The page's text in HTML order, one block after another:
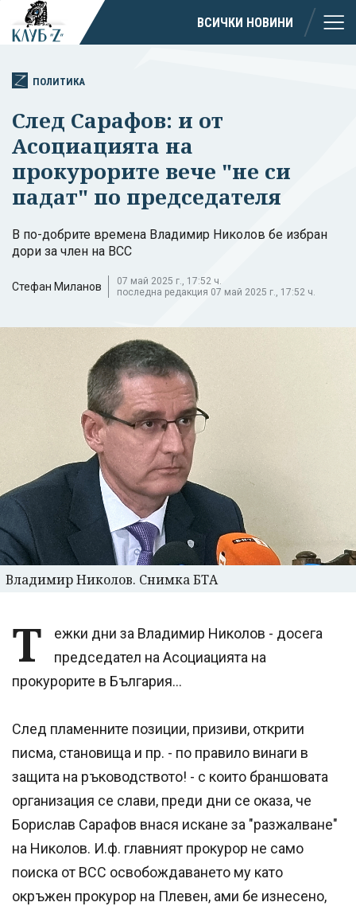
ВСИЧКИ НОВИНИ
ПОЛИТИКА
След Сарафов: и от
Асоциацията на
прокурорите вече "не си
падат" по председателя
В по-добрите времена Владимир Николов бе избран
дори за член на ВСС
Стефан Миланов
07 май 2025 г., 17:52 ч.
последна редакция 07 май 2025 г., 17:52 ч.
Владимир Николов. Снимка БТА
Т
ежки дни за Владимир Николов - досега
председател на Асоциацията на
прокурорите в България...
След пламенните позиции, призиви, открити
писма, становища и пр. - по правило винаги в
защита на ръководството! - с които браншовата
организация се слави, преди дни се оказа, че
Борислав Сарафов внася искане за "разжалване"
на Николов. И.ф. главният прокурор не само
поиска от ВСС освобождаването му като
окръжен прокурор на Плевен, ами бе изнесено,